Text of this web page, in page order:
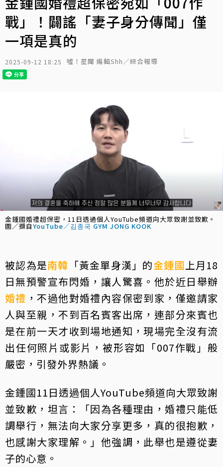
戰」！闢謠「妻子身分傳聞」僅
一項是真的
2025-09-12 18:25 噓！星聞 編輯Shh／綜合報導
金鍾國婚禮超保密，11日透過個人YouTube頻道向大眾致謝並致歉。
圖／擷自YouTube／김종국 GYM JONG KOOK
被認為是南韓 「黃金單身漢」的金鍾國上月18
日無預警宣布閃婚，讓人驚喜。他於近日舉辦
婚禮 ，不過他對婚禮內容保密到家，僅邀請家
人與至親，不到百名賓客出席，連部分來賓也
是在前一天才收到場地通知，現場完全沒有流
出任何照片或影片，被形容如「007作戰」般
嚴密，引發外界熱議。
金鍾國11日透過個人YouTube頻道向大眾致謝
並致歉，坦言：「因為各種理由，婚禮只能低
調舉行，無法向大家分享更多，真的很抱歉，
也感謝大家理解。」他強調，此舉也是遵從妻
子的心意。